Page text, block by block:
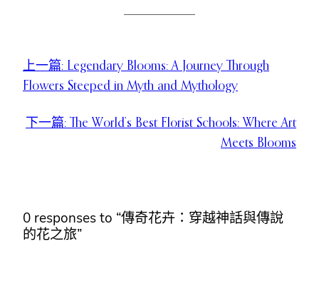
上一篇: Legendary Blooms: A Journey Through
Flowers Steeped in Myth and Mythology
下一篇: The World’s Best Florist Schools: Where Art
Meets Blooms
0 responses to “傳奇花卉：穿越神話與傳說
的花之旅”